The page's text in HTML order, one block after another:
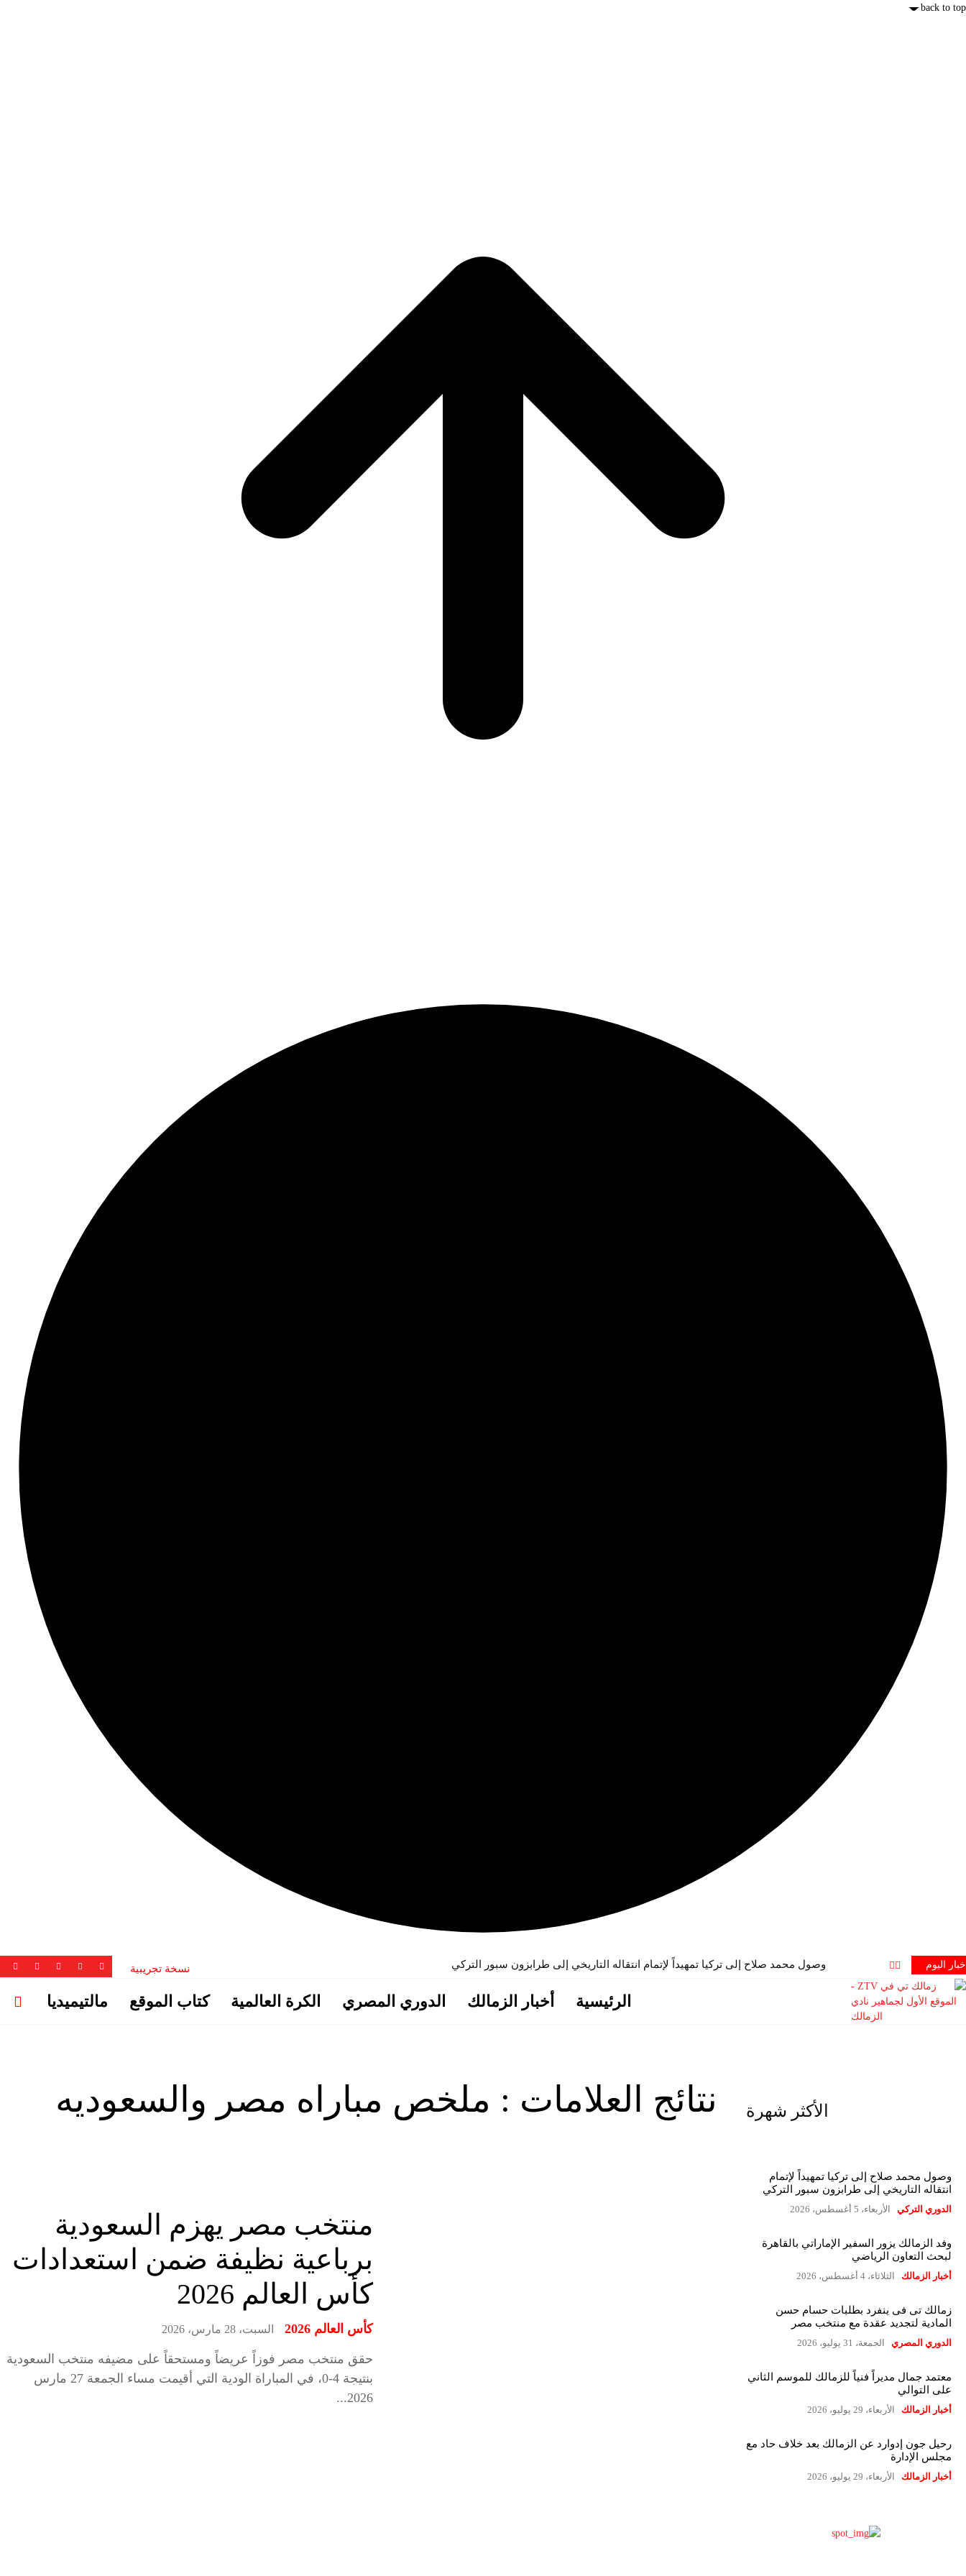
back to top
نسخة تجريبية اليوم وصول محمد صلاح إلى تركيا تمهيداً لإتمام انتقاله التاريخي إلى طرابزون سبور التركي
الرئيسية أخبار الزمالك الدوري المصري الكرة العالمية كتاب الموقع مالتيميديا
نتائج العلامات : ملخص مباراه مصر والسعوديه
منتخب مصر يهزم السعودية
برباعية نظيفة ضمن استعدادات
كأس العالم 2026
كأس العالم 2026 السبت، 28 مارس، 2026
حقق منتخب مصر فوزاً عريضاً ومستحقاً على مضيفه منتخب السعودية
بنتيجة 4-0، في المباراة الودية التي أقيمت مساء الجمعة 27 مارس
2026...
الأكثر شهرة
وصول محمد صلاح إلى تركيا تمهيداً لإتمام
انتقاله التاريخي إلى طرابزون سبور التركي
الدوري التركي الأربعاء، 5 أغسطس، 2026
وفد الزمالك يزور السفير الإماراتي بالقاهرة
لبحث التعاون الرياضي
أخبار الزمالك الثلاثاء، 4 أغسطس، 2026
زمالك تى فى ينفرد بطلبات حسام حسن
المادية لتجديد عقدة مع منتخب مصر
الدوري المصري الجمعة، 31 يوليو، 2026
معتمد جمال مديراً فنياً للزمالك للموسم الثاني
على التوالي
أخبار الزمالك الأربعاء، 29 يوليو، 2026
رحيل جون إدوارد عن الزمالك بعد خلاف حاد مع
مجلس الإدارة
أخبار الزمالك الأربعاء، 29 يوليو، 2026